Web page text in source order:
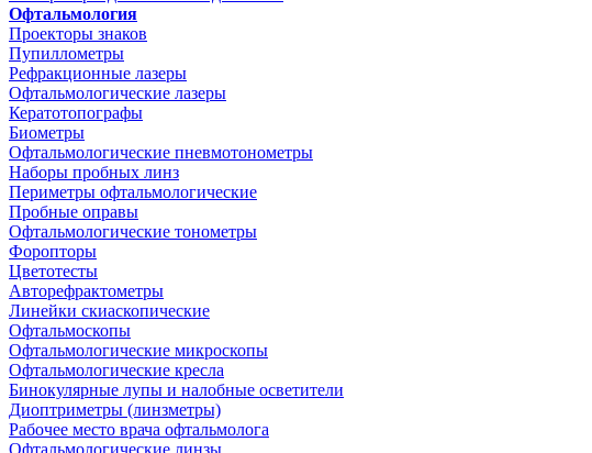
Офтальмология
Проекторы знаков
Пупиллометры
Рефракционные лазеры
Офтальмологические лазеры
Кератотопографы
Биометры
Офтальмологические пневмотонометры
Наборы пробных линз
Периметры офтальмологические
Пробные оправы
Офтальмологические тонометры
Форопторы
Цветотесты
Авторефрактометры
Линейки скиаскопические
Офтальмоскопы
Офтальмологические микроскопы
Офтальмологические кресла
Бинокулярные лупы и налобные осветители
Диоптриметры (линзметры)
Рабочее место врача офтальмолога
Офтальмологические линзы